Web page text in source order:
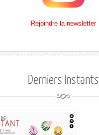
Rejoindre la newsletter
Derniers Instants